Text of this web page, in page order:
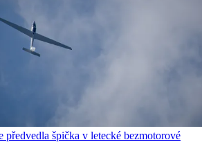
předvedla špička v letecké bezmotorové